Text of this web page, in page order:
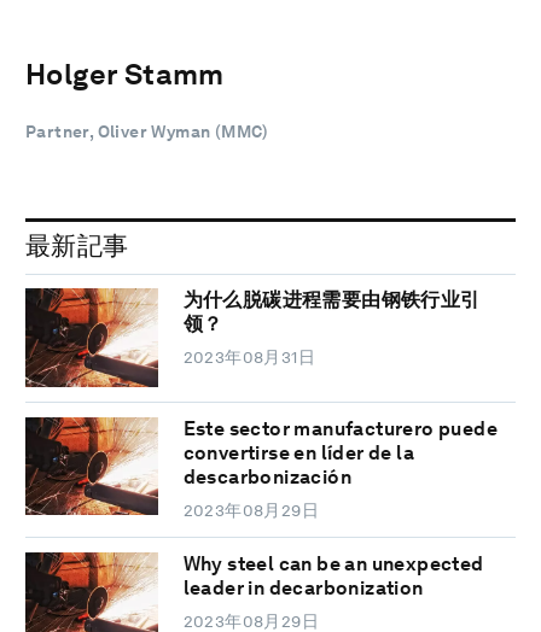
Holger Stamm
Partner, Oliver Wyman (MMC)
最新記事
为什么脱碳进程需要由钢铁行业引
领？
2023年08月31日
Este sector manufacturero puede
convertirse en líder de la
descarbonización
2023年08月29日
Why steel can be an unexpected
leader in decarbonization
2023年08月29日